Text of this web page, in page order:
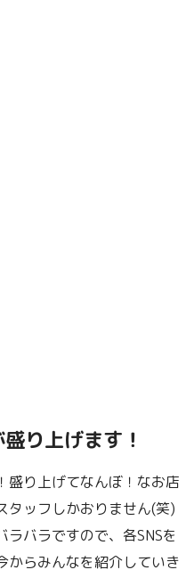
り上げます！
盛り上げてなんぼ！なお店
タッフしかおりません(笑)
バラですので、各SNSを
からみんなを紹介していき